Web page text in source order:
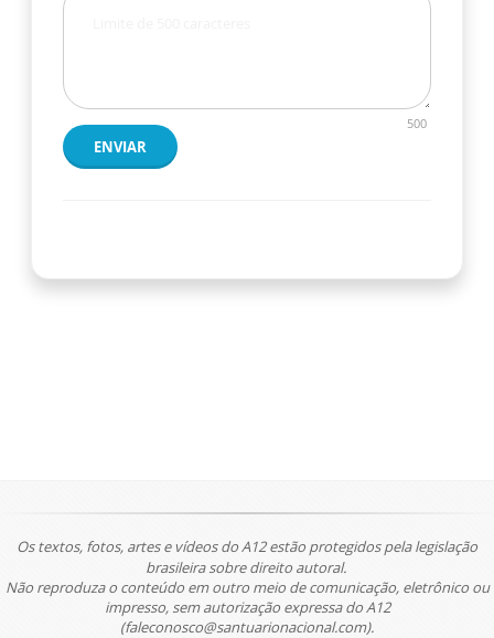
500
ENVIAR
Os textos, fotos, artes e vídeos do A12 estão protegidos pela legislação
brasileira sobre direito autoral.
Não reproduza o conteúdo em outro meio de comunicação, eletrônico ou
impresso, sem autorização expressa do A12
(faleconosco@santuarionacional.com).